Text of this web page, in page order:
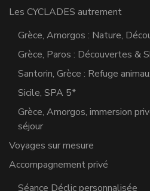
Les CYCLADES autrement
Grèce, Amorgos : Nature,
Grèce, Paros : Découvertes &
Santorin, Grèce : Refuge
Sicile, SPA 5*
Grèce, Amorgos, immersion
séjour
Voyages sur mesure
Accompagnement privé
Séance Déclic personnalisée